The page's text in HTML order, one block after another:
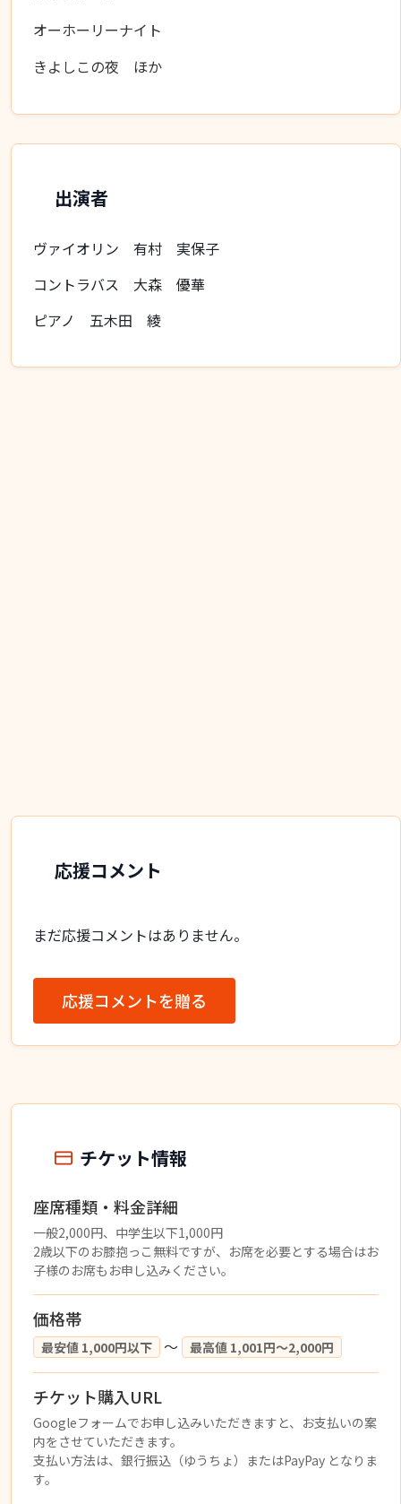
オーホーリーナイト
きよしこの夜 ほか
出演者
ヴァイオリン 有村 実保子
コントラバス 大森 優華
ピアノ 五木田 綾
応援コメント
まだ応援コメントはありません。
応援コメントを贈る
チケット情報
座席種類・料金詳細
一般2,000円、中学生以下1,000円
2歳以下のお膝抱っこ無料ですが、お席を必要とする場合はお
子様のお席もお申し込みください。
価格帯
最安値 1,000円以下 〜 最高値 1,001円〜2,000円
チケット購入URL
Googleフォームでお申し込みいただきますと、お支払いの案
内をさせていただきます。
支払い方法は、銀行振込（ゆうちょ）またはPayPay となりま
す。